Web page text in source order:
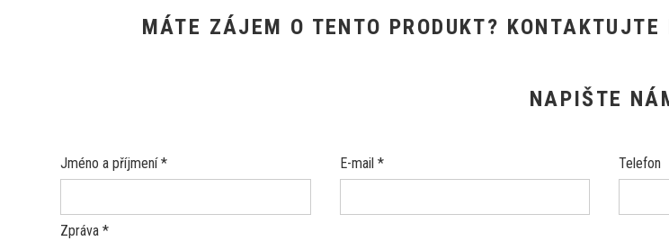
MÁTE ZÁJEM O TENTO PRODUKT?
NAPIŠTE
Jméno a příjmení * E-mail * Telefon
Zpráva *